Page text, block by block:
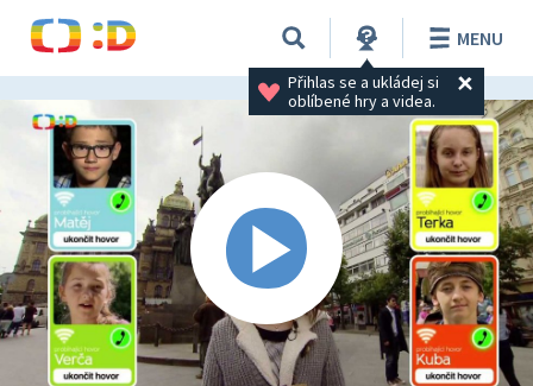
Přihlas se a ukládej si
oblíbené hry a videa.
MENU